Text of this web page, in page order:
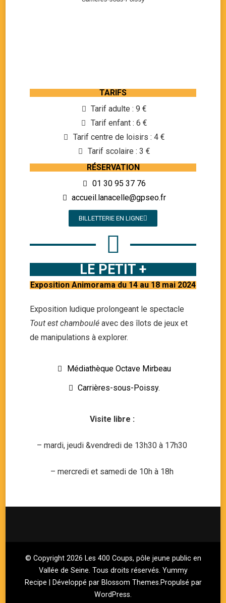
TARIFS
Tarif adulte : 9 €
Tarif enfant : 6 €
Tarif centre de loisirs : 4 €
Tarif scolaire : 3 €
RÉSERVATION
01 30 95 37 76
accueil.lanacelle@gpseo.fr
BILLETTERIE EN LIGNE
LE PETIT +
Exposition Animorama du 14 au 18 mai 2024
Exposition ludique prolongeant le spectacle
Tout est chamboulé avec des îlots de jeux et
de manipulations à explorer.
Médiathèque Octave Mirbeau
Carrières-sous-Poissy.
Visite libre :
– mardi, jeudi &vendredi de 13h30 à 17h30
– mercredi et samedi de 10h à 18h
© Copyright 2026 Les 400 Coups, pôle jeune public en
Vallée de Seine . Tous droits réservés. Yummy
Recipe | Développé par Blossom Themes .Propulsé par
WordPress